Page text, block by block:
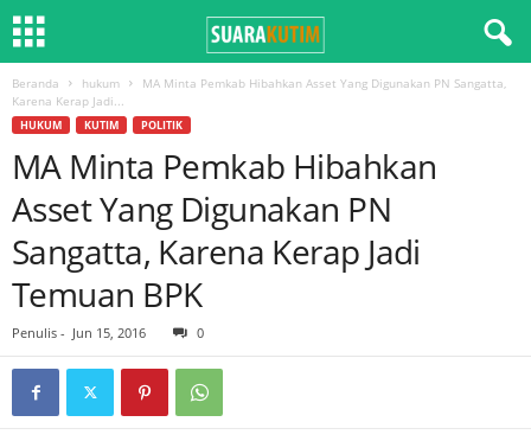
Beranda hukum
MA Minta Pemkab Hibahkan Asset Yang Digunakan PN Sangatta,
Karena Kerap Jadi...
HUKUM KUTIM POLITIK
MA Minta Pemkab Hibahkan
Asset Yang Digunakan PN
Sangatta, Karena Kerap Jadi
Temuan BPK
Penulis - Jun 15, 2016 0